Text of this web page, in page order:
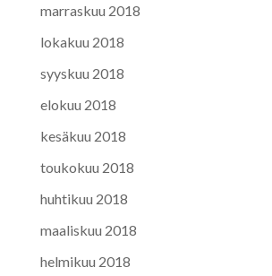
marraskuu 2018
lokakuu 2018
syyskuu 2018
elokuu 2018
kesäkuu 2018
toukokuu 2018
huhtikuu 2018
maaliskuu 2018
helmikuu 2018